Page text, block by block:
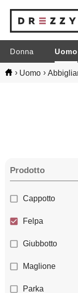
Donna Uomo
› Uomo ›
Prodotto
Cappotto
Felpa
Giubbotto
Maglione
Parka